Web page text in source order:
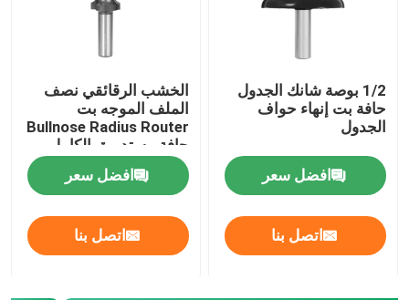
مراقبة الجودة
اتصل بنا
اطلب اقتباس
1/2 بوصة شانك الجدول
حافة بت إنهاء حواف
الجدول
افضل سعر
اتصل بنا
الخشب الرقائقي نصف
الملف الموجه بت
Bullnose Radius Router
حافة مستديرة بالكامل
افضل سعر
اتصل بنا